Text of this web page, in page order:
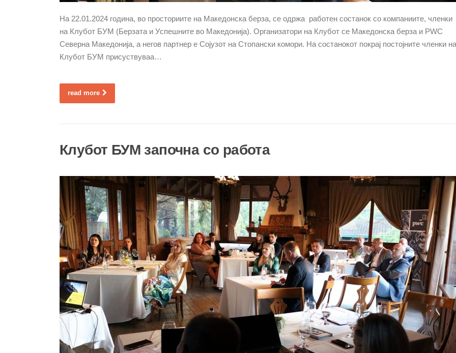
На 22.01.2024 година, во просториите на Македонска берза, се одржа работен состанок со компаниите, членки
на Клубот БУМ (Берзата и Успешните во Македонија). Организатори на Клубот се Македонска берза и PWC
Северна Македонија, а негов партнер е Сојузот на Стопански комори. На состанокот покрај постојните членки на
Клубот БУМ присуствуваа…
read more
Клубот БУМ започна со работа